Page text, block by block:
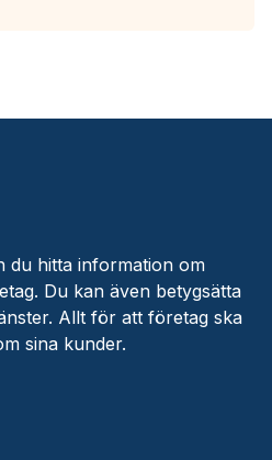
du hitta information om
Du kan även betygsätta
Allt för att företag ska
sina kunder.